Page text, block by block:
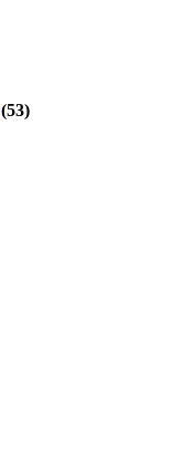
(53)